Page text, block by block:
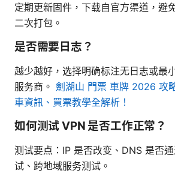
定期更新固件，下载自官方渠道，避
二次打包。
是否需要日志？
越少越好，选择明确标注无日志或最
服务商。 劍湖山 門票 車牌 2026 攻
車資訊、買票教學全解析！
如何测试 VPN 是否工作正常？
测试要点：IP 是否改变、DNS 是否
试、跨地域服务测试。